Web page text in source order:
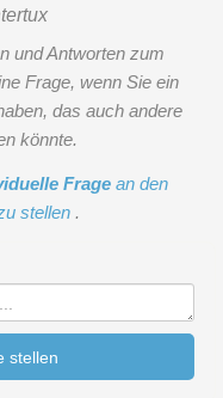
und Antworten zum
Frage, wenn Sie ein
das auch andere
könnte.
Frage an den
stellen .
stellen